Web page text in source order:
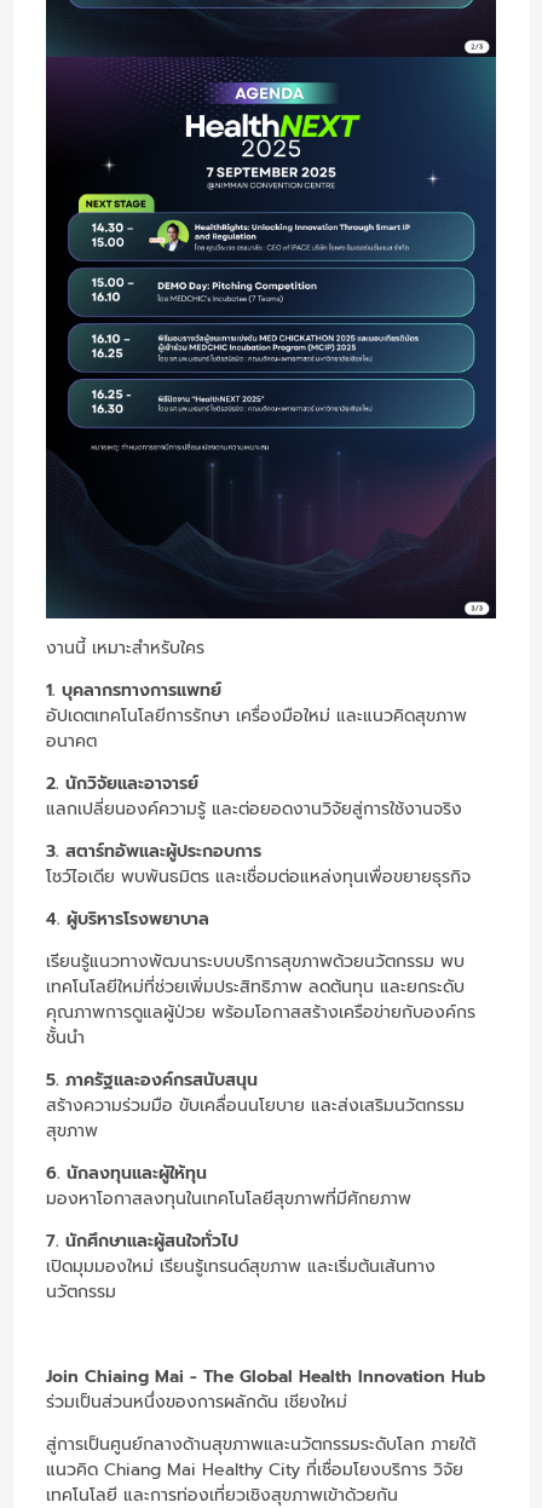
งานนี้ เหมาะสำหรับใคร
1. บุคลากรทางการแพทย์
อัปเดตเทคโนโลยีการรักษา เครื่องมือใหม่ และแนวคิดสุขภาพ
อนาคต
2. นักวิจัยและอาจารย์
แลกเปลี่ยนองค์ความรู้ และต่อยอดงานวิจัยสู่การใช้งานจริง
3. สตาร์ทอัพและผู้ประกอบการ
โชว์ไอเดีย พบพันธมิตร และเชื่อมต่อแหล่งทุนเพื่อขยายธุรกิจ
4. ผู้บริหารโรงพยาบาล
เรียนรู้แนวทางพัฒนาระบบบริการสุขภาพด้วยนวัตกรรม พบ
เทคโนโลยีใหม่ที่ช่วยเพิ่มประสิทธิภาพ ลดต้นทุน และยกระดับ
คุณภาพการดูแลผู้ป่วย พร้อมโอกาสสร้างเครือข่ายกับองค์กร
ชั้นนำ
5. ภาครัฐและองค์กรสนับสนุน
สร้างความร่วมมือ ขับเคลื่อนนโยบาย และส่งเสริมนวัตกรรม
สุขภาพ
6. นักลงทุนและผู้ให้ทุน
มองหาโอกาสลงทุนในเทคโนโลยีสุขภาพที่มีศักยภาพ
7. นักศึกษาและผู้สนใจทั่วไป
เปิดมุมมองใหม่ เรียนรู้เทรนด์สุขภาพ และเริ่มต้นเส้นทาง
นวัตกรรม
Join Chiaing Mai - The Global Health Innovation Hub
ร่วมเป็นส่วนหนึ่งของการผลักดัน เชียงใหม่
สู่การเป็นศูนย์กลางด้านสุขภาพและนวัตกรรมระดับโลก ภายใต้
แนวคิด Chiang Mai Healthy City ที่เชื่อมโยงบริการ วิจัย
เทคโนโลยี และการท่องเที่ยวเชิงสุขภาพเข้าด้วยกัน